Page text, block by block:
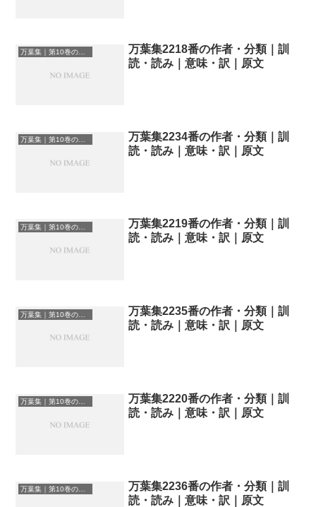
万葉集｜第10巻の和歌一覧
万葉集2218番の作者・分類｜訓
読・読み｜意味・訳｜原文
万葉集｜第10巻の和歌一覧
万葉集2234番の作者・分類｜訓
読・読み｜意味・訳｜原文
万葉集｜第10巻の和歌一覧
万葉集2219番の作者・分類｜訓
読・読み｜意味・訳｜原文
万葉集｜第10巻の和歌一覧
万葉集2235番の作者・分類｜訓
読・読み｜意味・訳｜原文
万葉集｜第10巻の和歌一覧
万葉集2220番の作者・分類｜訓
読・読み｜意味・訳｜原文
万葉集｜第10巻の和歌一覧
万葉集2236番の作者・分類｜訓
読・読み｜意味・訳｜原文